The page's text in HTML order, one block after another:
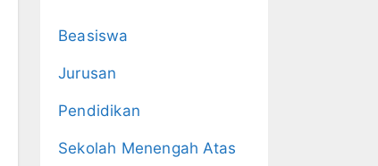
Beasiswa
Jurusan
Pendidikan
Sekolah Menengah Atas